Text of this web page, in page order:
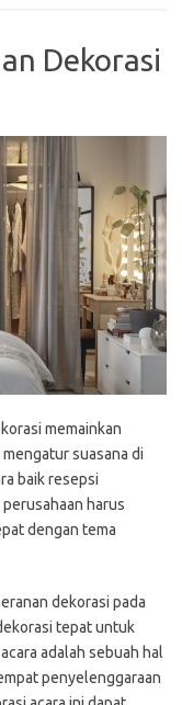
Dekorasi
memainkan
suasana di
baik resepsi
harus
dengan tema
dekorasi pada
tepat untuk
adalah sebuah hal
penyelenggaraan